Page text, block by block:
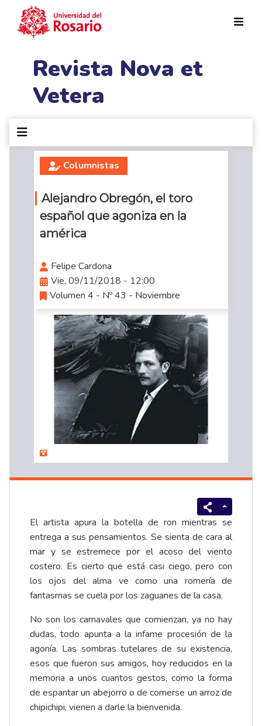
Revista Nova et
Vetera
Columnistas
Alejandro Obregón, el toro
español que agoniza en la
américa
Felipe Cardona
Vie, 09/11/2018 - 12:00
Volumen 4 - Nº 43 - Noviembre
El artista apura la botella de ron mientras se
entrega a sus pensamientos. Se sienta de cara al
mar y se estremece por el acoso del viento
costero. Es cierto que está casi ciego, pero con
los ojos del alma ve como una romería de
fantasmas se cuela por los zaguanes de la casa.
No son los carnavales que comienzan, ya no hay
dudas, todo apunta a la infame procesión de la
agonía. Las sombras tutelares de su existencia,
esos que fueron sus amigos, hoy reducidos en la
memoria a unos cuantos gestos, como la forma
de espantar un abejorro o de comerse un arroz de
chipichipi, vienen a darle la bienvenida.